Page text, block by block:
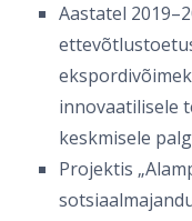
Aastatel
innovaatilisele
keskmisele
Projektis